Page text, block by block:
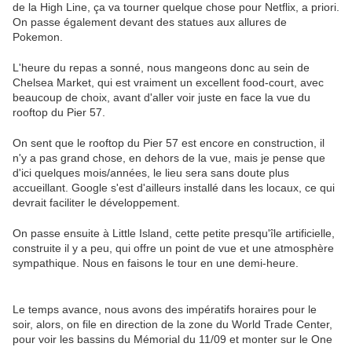
de la High Line, ça va tourner quelque chose pour Netflix, a priori.
On passe également devant des statues aux allures de
Pokemon.
L'heure du repas a sonné, nous mangeons donc au sein de
Chelsea Market, qui est vraiment un excellent food-court, avec
beaucoup de choix, avant d'aller voir juste en face la vue du
rooftop du Pier 57.
On sent que le rooftop du Pier 57 est encore en construction, il
n'y a pas grand chose, en dehors de la vue, mais je pense que
d'ici quelques mois/années, le lieu sera sans doute plus
accueillant. Google s'est d'ailleurs installé dans les locaux, ce qui
devrait faciliter le développement.
On passe ensuite à Little Island, cette petite presqu'île artificielle,
construite il y a peu, qui offre un point de vue et une atmosphère
sympathique. Nous en faisons le tour en une demi-heure.
Le temps avance, nous avons des impératifs horaires pour le
soir, alors, on file en direction de la zone du World Trade Center,
pour voir les bassins du Mémorial du 11/09 et monter sur le One